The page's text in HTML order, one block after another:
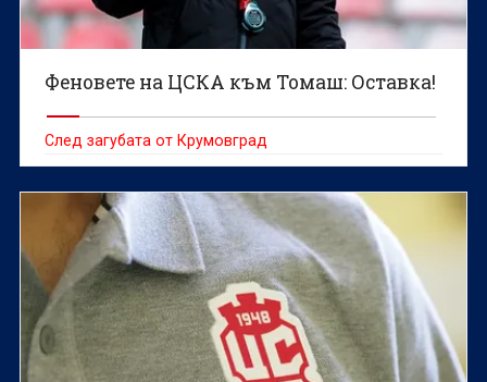
Феновете на ЦСКА към Томаш: Оставка!
След загубата от Крумовград